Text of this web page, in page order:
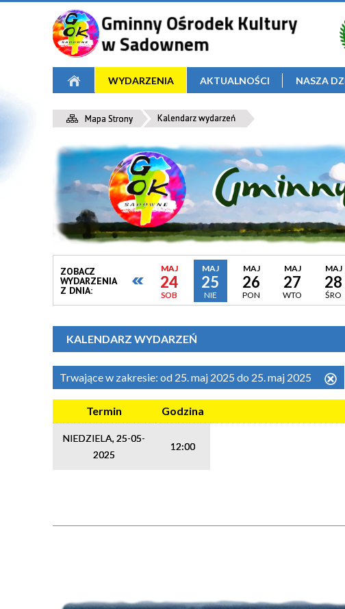
WYDARZENIA AKTUALNOŚCI NASZA
Mapa Strony Kalendarz wydarzeń
ZOBACZ
WYDARZENIA
Z DNIA:
MAJ
24
SOB
MAJ
25
NIE
MAJ
26
PON
MAJ
27
WTO
MAJ
28
ŚRO
KALENDARZ WYDARZEŃ
Trwające w zakresie: od 25. maj 2025 do 25. maj 2025
ten
Termin Godzina
NIEDZIELA, 25-05-
2025
12:00